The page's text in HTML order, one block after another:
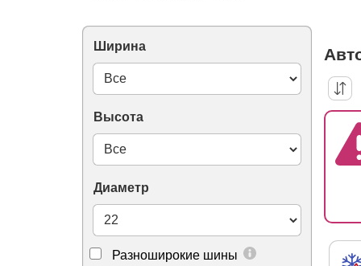
Ширина
Высота
Диаметр
Разноширокие шины
Force Land
Formula (Pirelli)
FronWay
Galaxy
GiTi
Golden Crown
Goldstone
Goodride
Goodyear
Greentrac